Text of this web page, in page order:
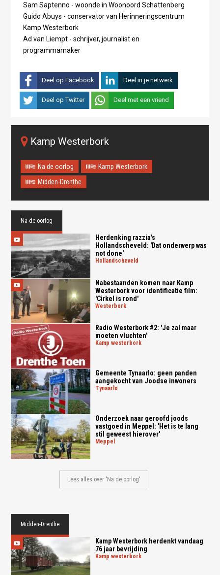
Sam Saptenno - woonde in Woonoord Schattenberg
Guido Abuys - conservator van Herinneringscentrum
Kamp Westerbork
Ad van Liempt - schrijver, journalist en
programmamaker
Deel op Facebook Deel in je netwerk
Deel op Twitter Deel met een vriend
Kamp Westerbork
Na de oorlog
Kamp Westerbork
Midden-Drenthe
Na de oorlog
Herdenking razzia's
Hollandscheveld: 'Dat onderwerp was
not done'
hollandscheveld
Nabestaanden komen naar Kamp
Westerbork voor identificatie film:
'Cirkel is rond'
westerbork
Radio Westerbork #2: 'Je zal maar
moeten vluchten'
kamp westerbork
Gemeente Tynaarlo: geen panden
aangekocht van Joodse inwoners
tynaarlo
Onderzoek naar geroofd joods
vastgoed in Meppel: 'Het is te lang
stil geweest hierover'
meppel
Lees alles over 'Na de oorlog'
Midden-Drenthe
Kamp Westerbork herdenkt vandaag
76 jaar bevrijding
kamp westerbork